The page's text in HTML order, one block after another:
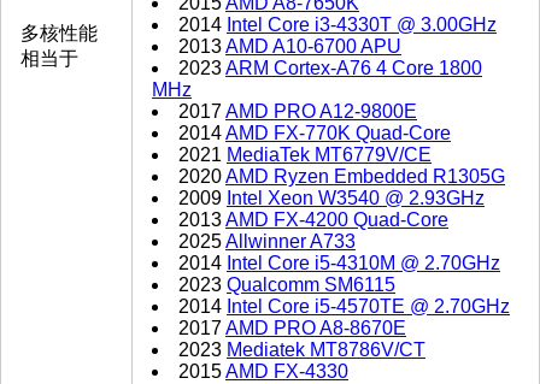
多核性能
相当于
2014 Intel Core i3-4330T @ 3.00GHz
2013AMD A10-6700 APU
2023ARM Cortex-A76 4 Core 1800
MHz
2017AMD PRO A12-9800E
2014AMD FX-770K Quad-Core
2021 MediaTek MT6779V/CE
2020AMD Ryzen Embedded R1305G
2009 Intel Xeon W3540 @ 2.93GHz
2013AMD FX-4200 Quad-Core
2025Allwinner A733
2014 Intel Core i5-4310M @ 2.70GHz
2023 Qualcomm SM6115
2014 Intel Core i5-4570TE @ 2.70GHz
2017AMD PRO A8-8670E
2023 Mediatek MT8786V/CT
2015AMD FX-4330